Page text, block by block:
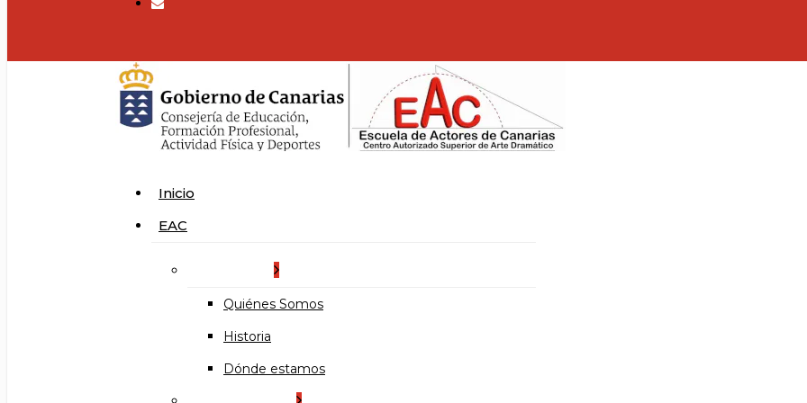
search
Menu
Inicio
EAC
Quiénes Somos
Historia
Dónde estamos